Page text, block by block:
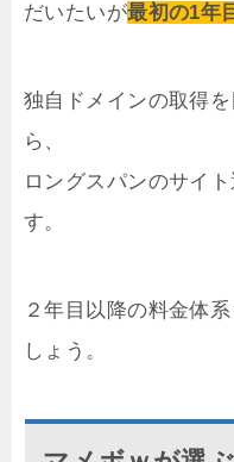
だいたいが最初の1年
独自ドメインの取得
ら、
ロングスパンのサイ
す。
２年目以降の料金体
しょう。